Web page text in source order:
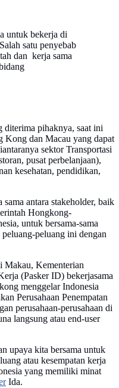
untuk bekerja di
satu penyebab
dan kerja sama
diterima pihaknya, saat ini
Kong dan Macau yang dapat
sektor Transportasi
pusat perbelanjaan),
kesehatan, pendidikan,
antara stakeholder, baik
Hongkong-
untuk bersama-sama
peluang ini dengan
Makau, Kementerian
(Pasker ID) bekerjasama
menggelar Indonesia
Perusahaan Penempatan
perusahaan-perusahaan di
langsung atau end-user
upaya kita bersama untuk
atau kesempatan kerja
yang memiliki minat
Ida.